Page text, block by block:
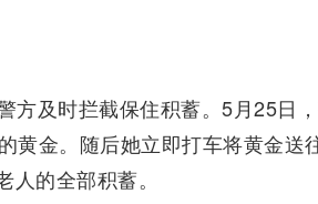
方及时拦截保住积蓄。5月25日
黄金。随后她立即打车将黄金送
的全部积蓄。